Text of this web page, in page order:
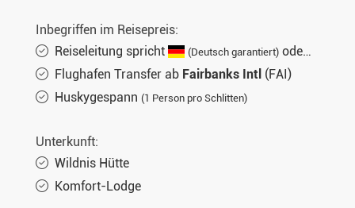
Inbegriffen im Reisepreis:
Reiseleitung spricht
(Deutsch garantiert) oder
Flughafen Transfer ab Fairbanks Intl (FAI)
Huskygespann (1 Person pro Schlitten)
Unterkunft:
Wildnis Hütte
Komfort-Lodge